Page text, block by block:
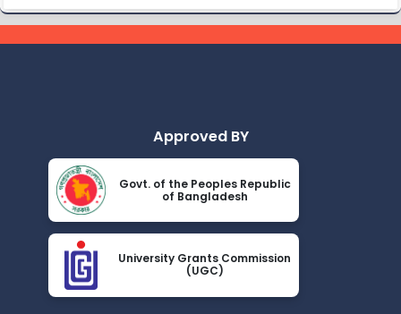
ভেটেরিনারি এন্ড এনিমেল সায়েন্সেস অনুষদের ২২তম ব্যাচের প্রাথমিকভাবে
নির্বাচিত প্রার্থীদের তালিকা।
Read More
Jun 14
2026
জানুয়ারি-জুন, ২০২৬ টার্মের সেমিস্টার ফাইনাল পরীক্ষার সংশোধিত
বিজ্ঞপ্তি
May 23
2026
সংশোধিতঃ জানুয়ারি-জুন, ২০২৬ টার্মের সেমিস্টার পরীক্ষার সময়সূচী
Read More
Approved BY
Govt. of the Peoples Republic
of Bangladesh
University Grants Commission
(UGC)